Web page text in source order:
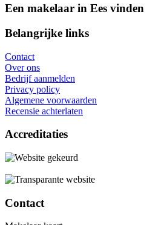
Een makelaar in Ees vinden
Belangrijke links
Contact
Over ons
Bedrijf aanmelden
Privacy policy
Algemene voorwaarden
Recensie achterlaten
Accreditaties
Contact